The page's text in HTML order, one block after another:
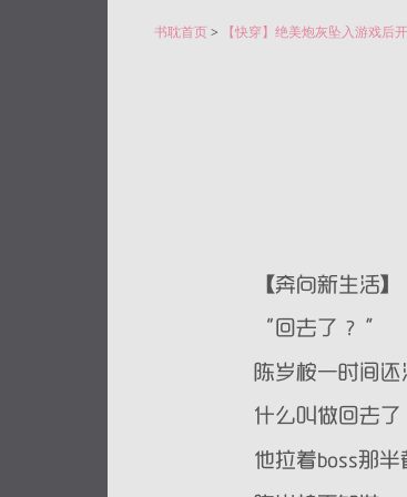
书耽首页> 【快穿】绝美炮灰坠入游戏后